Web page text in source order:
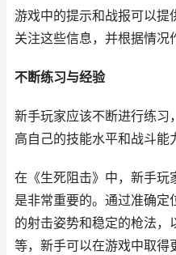
游戏中的提示和战报可以提
关注这些信息，并根据情况
不断练习与经验
新手玩家应该不断进行练习
高自己的技能水平和战斗能
在《生死阻击》中，新手玩
是非常重要的。通过准确
的射击姿势和稳定的枪法
等，新手可以在游戏中取得